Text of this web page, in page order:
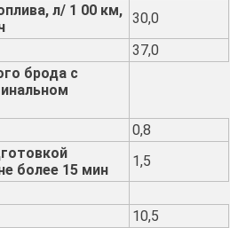
л/ 1 00 км, 30,0
37,0
брода с
0,8
более 15 мин
1,5
10,5